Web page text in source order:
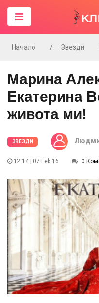
Начало Звезди
Марина
Екатерина
живота ми!
ЗВЕЗДИ
12:14 | 07 Feb 16 0